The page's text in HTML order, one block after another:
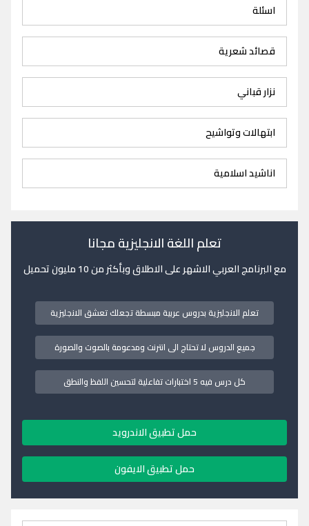
اسئلة
قصائد شعرية
نزار قباني
ابتهالات وتواشيح
اناشيد اسلامية
تعلم اللغة الانجليزية مجانا
مع البرنامج العربي الاشهر على الاطلاق وبأكثر من 10 مليون تحميل
تعلم الانجليزية بدروس عربية مبسطة تجعلك تعشق الانجليزية
جميع الدروس لا تحتاج الى انترنت ومدعومة بالصوت والصورة
كل درس فيه 5 اختبارات تفاعلية لتحسين اللفظ والنطق
حمل تطبيق الاندرويد
حمل تطبيق الايفون